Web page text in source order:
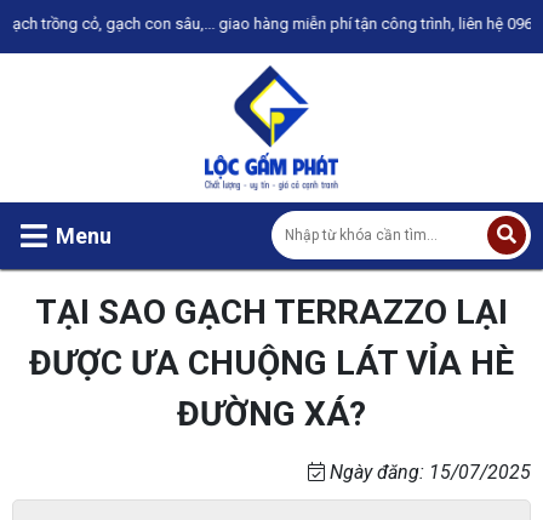
gạch con sâu,... giao hàng miễn phí tận công trình, liên hệ 0965.172.746
Menu
TẠI SAO GẠCH TERRAZZO LẠI
ĐƯỢC ƯA CHUỘNG LÁT VỈA HÈ
ĐƯỜNG XÁ?
Ngày đăng: 15/07/2025